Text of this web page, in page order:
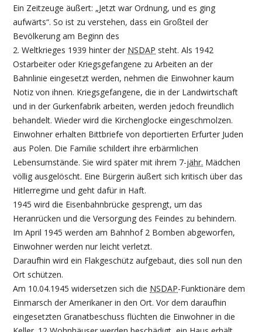
Ein Zeitzeuge äußert: „Jetzt war Ordnung, und es ging
aufwärts“. So ist zu verstehen, dass ein Großteil der
Bevölkerung am Beginn des
2. Weltkrieges 1939 hinter der NSDAP steht. Als 1942
Ostarbeiter oder Kriegsgefangene zu Arbeiten an der
Bahnlinie eingesetzt werden, nehmen die Einwohner kaum
Notiz von ihnen. Kriegsgefangene, die in der Landwirtschaft
und in der Gurkenfabrik arbeiten, werden jedoch freundlich
behandelt. Wieder wird die Kirchenglocke eingeschmolzen.
Einwohner erhalten Bittbriefe von deportierten Erfurter Juden
aus Polen. Die Familie schildert ihre erbärmlichen
Lebensumstände. Sie wird später mit ihrem 7-jähr. Mädchen
völlig ausgelöscht. Eine Bürgerin äußert sich kritisch über das
Hitlerregime und geht dafür in Haft.
1945 wird die Eisenbahnbrücke gesprengt, um das
Heranrücken und die Versorgung des Feindes zu behindern.
Im April 1945 werden am Bahnhof 2 Bomben abgeworfen,
Einwohner werden nur leicht verletzt.
Daraufhin wird ein Flakgeschütz aufgebaut, dies soll nun den
Ort schützen.
Am 10.04.1945 widersetzen sich die NSDAP-Funktionäre dem
Einmarsch der Amerikaner in den Ort. Vor dem daraufhin
eingesetzten Granatbeschuss flüchten die Einwohner in die